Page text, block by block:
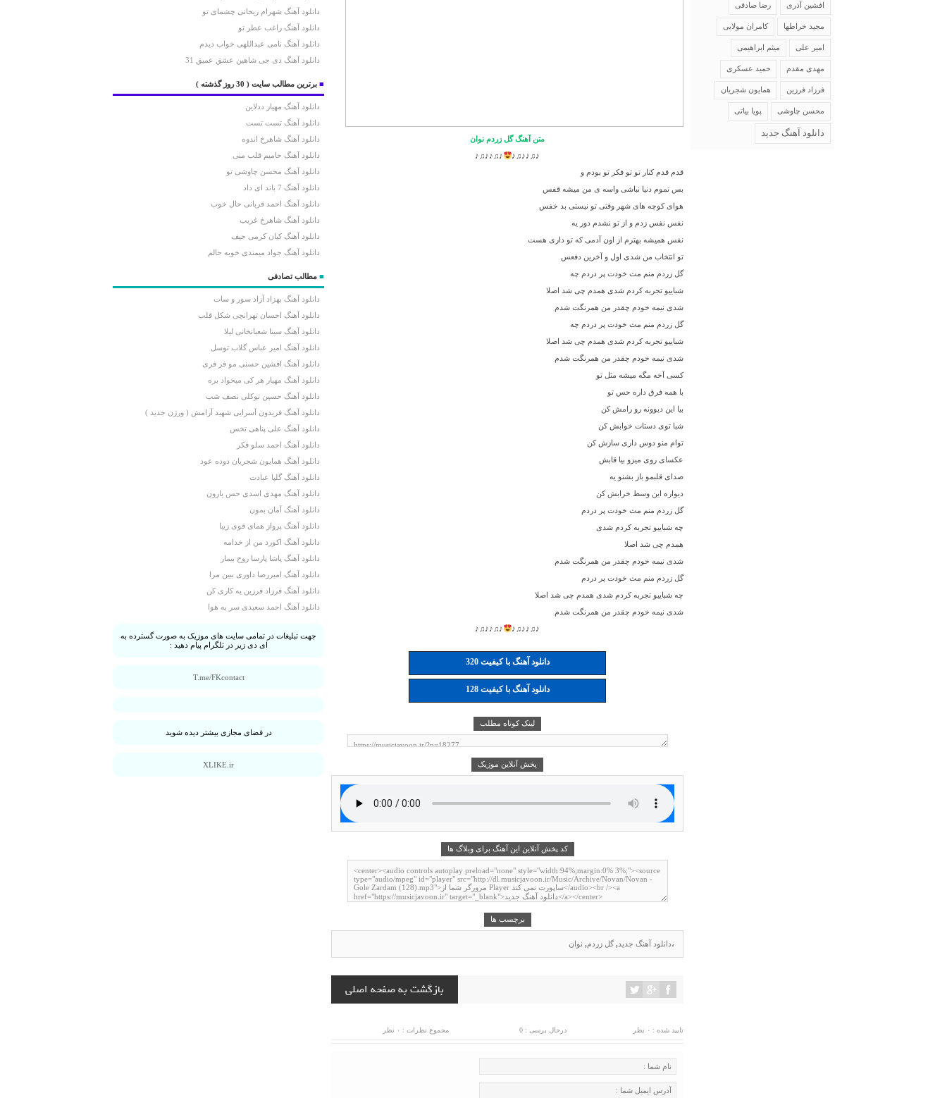
متن آهنگ گل زردم نوان
♪♫♪♪♫♪
♪♫♪♪♫♪
قدم قدم کنار تو تو فکر تو بودم و
بس تموم دنیا نباشی واسه ی من میشه قفس
هوای کوچه های شهر وقتی تو نیستی بد خفس
نفس نفس زدم و از تو نشدم دور یه
نفس همیشه بهترم از اون آدمی که تو داری هست
تو انتخاب من شدی اول و آخرین دفعس
گل زردم منم مث خودت پر دردم چه
شباییو تجربه کردم شدی همدم چی شد اصلا
شدی نیمه خودم چقدر من همرنگت شدم
گل زردم منم مث خودت پر دردم چه
شباییو تجربه کردم شدی همدم چی شد اصلا
شدی نیمه خودم چقدر من همرنگت شدم
کسی آخه مگه میشه مثل تو
با همه فرق داره حس تو
بیا این دیوونه رو رامش کن
شبا توی دستات خوابش کن
توام منو دوس داری سازش کن
عکسای روی میزو بیا قابش
صدای قلبمو باز بشنو یه
دیواره این وسط خرابش کن
گل زردم منم مث خودت پر دردم
چه شباییو تجربه کردم شدی
همدم چی شد اصلا
شدی نیمه خودم چقدر من همرنگت شدم
گل زردم منم مث خودت پر دردم
چه شباییو تجربه کردم شدی همدم چی شد اصلا
شدی نیمه خودم چقدر من همرنگت شدم
♪♫♪♪♫♪
♪♫♪♪♫♪
دانلود آهنگ با کیفیت 320
دانلود آهنگ با کیفیت 128
لینک کوتاه مطلب
پخش آنلاین موزیک
کد پخش آنلاین این آهنگ برای وبلاگ ها
برچسب ها
،دانلود آهنگ جدید , گل زردم, نوان
بازگشت به صفحه اصلی
تایید شده : ۰ نظر درحال برسی : 0 مجموع نظرات : ۰ نظر
افشین آذری رضا صادقی
مجید خراطها کامران مولایی
امیر علی میثم ابراهیمی
مهدی مقدم حمید عسکری
فرزاد فرزین همایون شجریان
محسن چاوشی پویا بیاتی
دانلود آهنگ جدید
دانلود آهنگ شهرام ریحانی چشمای تو
دانلود آهنگ راغب عطر تو
دانلود آهنگ نامی عبداللهی خواب دیدم
دانلود آهنگ دی جی شاهین عشق عمیق 31
■ برترین مطالب سایت ( 30 روز گذشته )
دانلود آهنگ مهیار ددلاین
دانلود آهنگ تست تست
دانلود آهنگ شاهرخ اندوه
دانلود آهنگ حامیم قلب منی
دانلود آهنگ محسن چاوشی تو
دانلود آهنگ 7 باند ای داد
دانلود آهنگ احمد قربانی حال خوب
دانلود آهنگ شاهرخ غریب
دانلود آهنگ کیان کرمی حیف
دانلود آهنگ جواد میمندی خوبه حالم
■ مطالب تصادفی
دانلود آهنگ بهزاد آزاد سور و سات
دانلود آهنگ احسان تهرانچی شکل قلب
دانلود آهنگ سینا شعبانخانی لیلا
دانلود آهنگ امیر عباس گلاب توسل
دانلود آهنگ افشین حسنی مو فر فری
دانلود آهنگ مهیار هر کی میخواد بره
دانلود آهنگ حسین توکلی نصف شب
دانلود آهنگ فریدون آسرایی شهید آرامش ( ورژن جدید )
دانلود آهنگ علی پناهی تخس
دانلود آهنگ احمد سلو فکر
دانلود آهنگ همایون شجریان دوده عود
دانلود آهنگ گلپا عبادت
دانلود آهنگ مهدی اسدی حس بارون
دانلود آهنگ آمان بمون
دانلود آهنگ پرواز همای قوی زیبا
دانلود آهنگ اکورد من از خدامه
دانلود آهنگ پاشا پارسا روح بیمار
دانلود آهنگ امیررضا داوری ببین مرا
دانلود آهنگ فرزاد فرزین یه کاری کن
دانلود آهنگ احمد سعیدی سر به هوا
جهت تبلیغات در تمامی سایت های موزیک به صورت گسترده به
ای دی زیر در تلگرام پیام دهید :
T.me/FKcontact
در فضای مجازی بیشتر دیده شوید
XLIKE.ir